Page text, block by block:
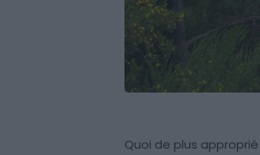
Quoi de plus